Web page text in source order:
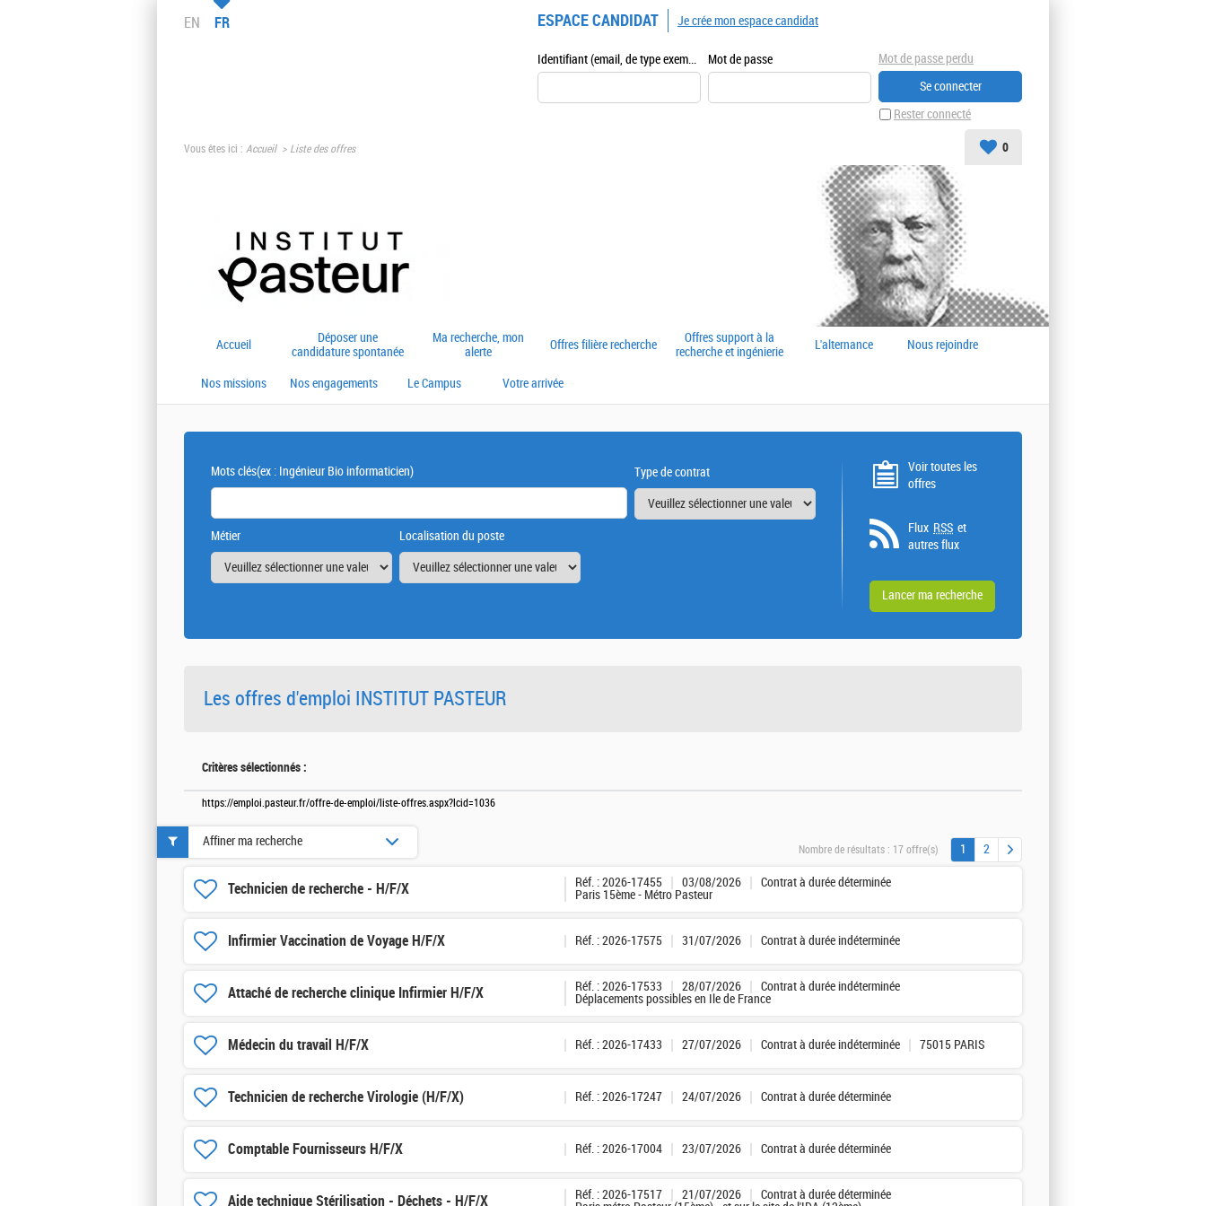
EN FR ESPACE CANDIDAT
Identifiant (email, de type exemple@exemple.fr) Mot de passe
Rester connecté
Mot de passe perdu
Je crée mon espace candidat
Vous êtes ici : Accueil Liste des offres 0
Accueil
Déposer une
candidature spontanée
Ma recherche, mon
alerte
Offres filière recherche
Offres support à la
recherche et ingénierie
L'alternance Nous rejoindre
Nos missions Nos engagements Le Campus Votre arrivée
Mots clés(ex : Ingénieur Bio informaticien) Type de contrat
Métier Localisation du poste
Voir toutes les
offres
Flux RSS et
autres flux
Les offres d'emploi INSTITUT PASTEUR
Critères sélectionnés :
https://emploi.pasteur.fr/offre-de-emploi/liste-offres.aspx?lcid=1036
Nombre de résultats : 17 offre(s) 1 2
Technicien de recherche - H/F/X Réf. : 2026-17455 03/08/2026
Contrat à durée déterminée
Paris 15ème - Métro Pasteur
Infirmier Vaccination de Voyage H/F/X Réf. : 2026-17575 31/07/2026 Contrat à durée indéterminée
Attaché de recherche clinique Infirmier H/F/X Réf. : 2026-17533 28/07/2026
Contrat à durée indéterminée
Déplacements possibles en Ile de France
Médecin du travail H/F/X Réf. : 2026-17433 27/07/2026 Contrat à durée indéterminée 75015 PARIS
Technicien de recherche Virologie (H/F/X) Réf. : 2026-17247 24/07/2026 Contrat à durée déterminée
Comptable Fournisseurs H/F/X Réf. : 2026-17004 23/07/2026 Contrat à durée déterminée
Aide technique Stérilisation - Déchets - H/F/X Réf. : 2026-17517 21/07/2026
Contrat à durée déterminée
Affiner ma recherche